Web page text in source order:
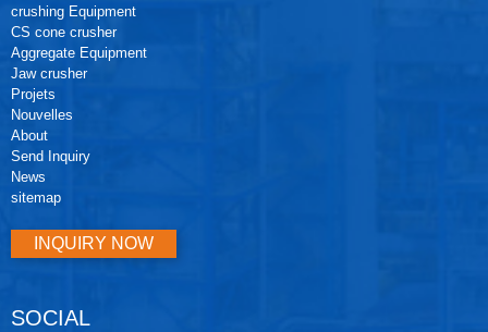
crushing Equipment
CS cone crusher
Aggregate Equipment
Jaw crusher
Projets
Nouvelles
About
Send Inquiry
News
sitemap
INQUIRY NOW
SOCIAL